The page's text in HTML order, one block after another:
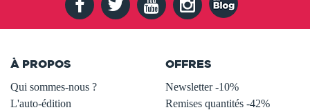
À PROPOS
Qui sommes-nous ?
L'auto-édition
OFFRES
Newsletter -10%
Remises quantités -42%